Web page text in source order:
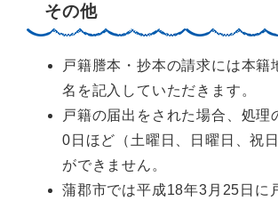
その他
戸籍謄本・抄本の請求には本籍
名を記入していただきます。
戸籍の届出をされた場合、処理
0日ほど（土曜日、日曜日、祝
ができません。
蒲郡市では平成18年3月25日に